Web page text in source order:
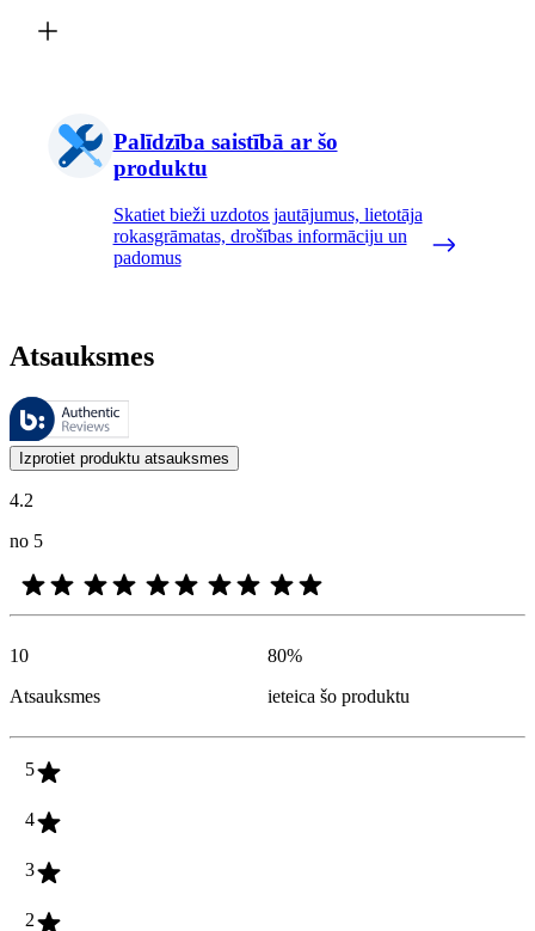
Palīdzība saistībā ar šo
produktu
Skatiet bieži uzdotos jautājumus, lietotāja
rokasgrāmatas, drošības informāciju un
padomus
Atsauksmes
Šīs atsauksmes pārvalda Bazaarvoice, un tās atbilst Bazaarvoice
Klientu viedokļi produktu un zvaigžņu vērtējumu veidā ir noderīgi
Izprotiet produktu atsauksmes
4.2
no 5
10
Atsauksmes
80%
ieteica šo produktu
5
4
3
2